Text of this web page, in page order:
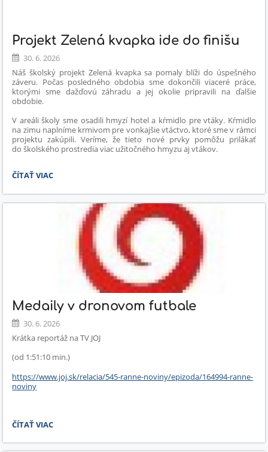
Projekt Zelená kvapka ide do finišu
30. 6. 2026
Náš školský projekt Zelená kvapka sa pomaly blíži do úspešného
záveru. Počas posledného obdobia sme dokončili viaceré práce,
ktorými sme dažďovú záhradu a jej okolie pripravili na ďalšie
obdobie.
V areáli školy sme osadili hmyzí hotel a kŕmidlo pre vtáky. Kŕmidlo
na zimu naplníme krmivom pre vonkajšie vtáctvo, ktoré sme v rámci
projektu zakúpili. Veríme, že tieto nové prvky pomôžu prilákať
do školského prostredia viac užitočného hmyzu aj vtákov.
PROJEKT
KVAPKA
IDE
ČÍTAŤ VIAC
Medaily v dronovom futbale
30. 6. 2026
Krátka reportáž na TV JOJ
(od 1:51:10 min.)
https://www.joj.sk/relacia/545-ranne-noviny/epizoda/164994-ranne-
noviny
MEDAILY
DRONOVOM
ČÍTAŤ VIAC